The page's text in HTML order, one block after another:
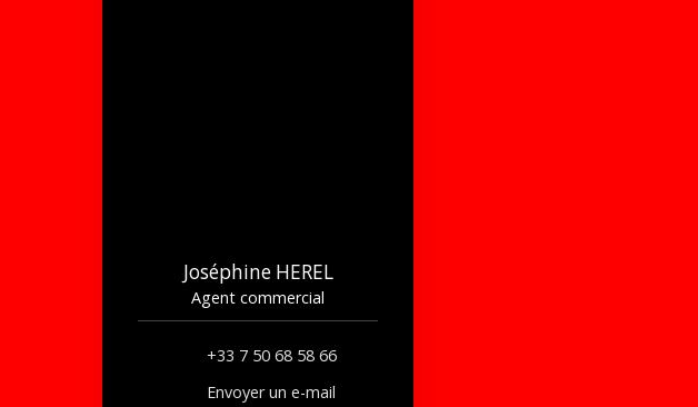
Joséphine HEREL
Agent commercial
+33 7 50 68 58 66
Envoyer un e-mail